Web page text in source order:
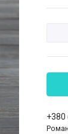
+380
Роман